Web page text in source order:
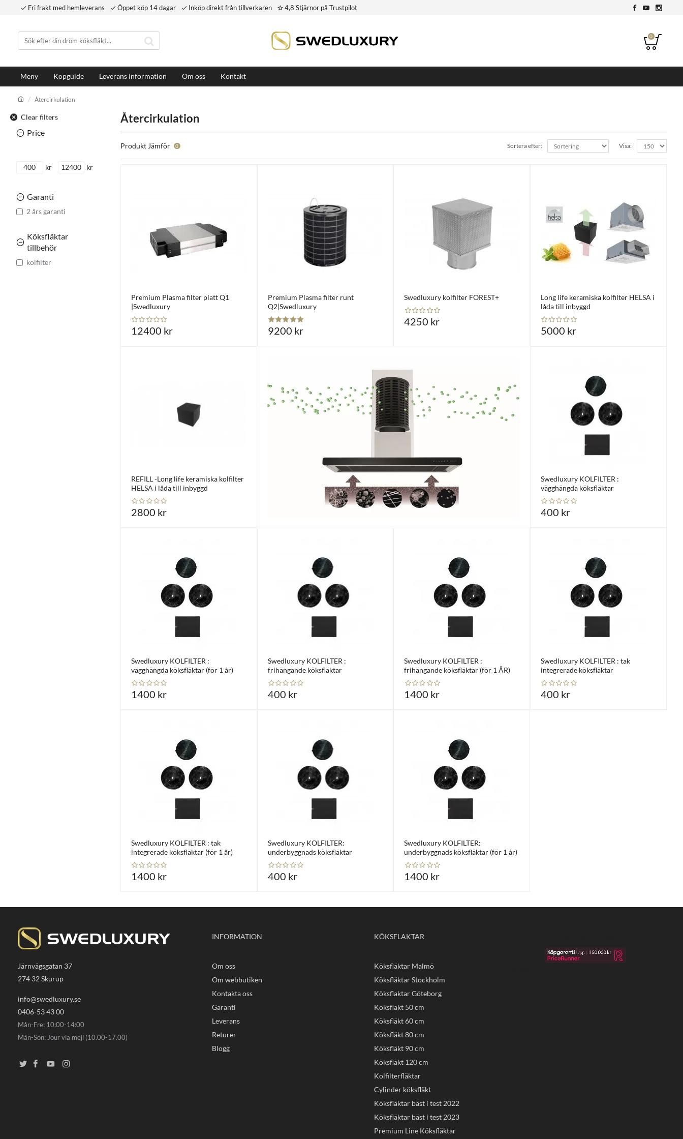
Fri frakt med hemleverans Öppet köp 14 dagar Inköp direkt från tillverkaren 4,8 Stjärnor på Trustpilot
0
Meny Köpguide Leverans information Om oss Kontakt
Återcirkulation
Clear filters
Price
kr kr
Garanti
2 års garanti
Köksfläktar
tillbehör
kolfilter
Återcirkulation
Produkt Jämför 0 Sortera efter: Visa:
Premium Plasma filter platt Q1
|Swedluxury
12400 kr
Premium Plasma filter runt
Q2|Swedluxury
9200 kr
Swedluxury kolfilter FOREST+
4250 kr
Long life keramiska kolfilter HELSA i
låda till inbyggd
5000 kr
REFILL -Long life keramiska kolfilter
HELSA i låda till inbyggd
2800 kr
Swedluxury KOLFILTER :
vägghängda köksfläktar
400 kr
Swedluxury KOLFILTER :
vägghängda köksfläktar (för 1 år)
1400 kr
Swedluxury KOLFILTER :
frihängande köksfläktar
400 kr
Swedluxury KOLFILTER :
frihängande köksfläktar (för 1 ÅR)
1400 kr
Swedluxury KOLFILTER : tak
integrerade köksfläktar
400 kr
Swedluxury KOLFILTER : tak
integrerade köksfläktar (för 1 år)
1400 kr
Swedluxury KOLFILTER:
underbyggnads köksfläktar
400 kr
Swedluxury KOLFILTER:
underbyggnads köksfläktar (för 1 år)
1400 kr
Järnvägsgatan 37
274 32 Skurup
info@swedluxury.se
0406-53 43 00
Mån-Fre: 10:00-14:00
Mån-Sön: Jour via mejl (10.00-17.00)
INFORMATION
Om oss
Om webbutiken
Kontakta oss
Garanti
Leverans
Returer
Blogg
KÖKSFLAKTAR
Köksfläktar Malmö
Köksfläktar Stockholm
Köksflaktar Göteborg
Köksfläkt 50 cm
Köksfläkt 60 cm
Köksfläkt 80 cm
Köksfläkt 90 cm
Köksfläkt 120 cm
Kolfilterfläktar
Cylinder köksfläkt
Köksfläktar bäst i test 2022
Köksfläktar bäst i test 2023
Premium Line Köksfläktar